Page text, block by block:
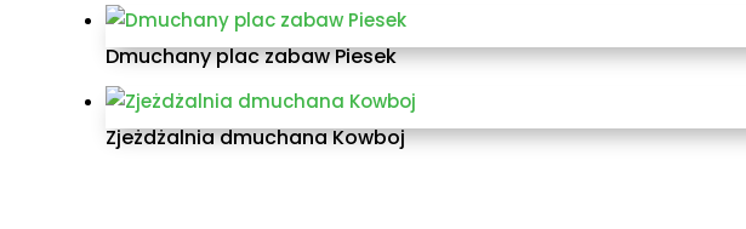
Dmuchany plac zabaw Piesek
Zjeżdżalnia dmuchana Kowboj